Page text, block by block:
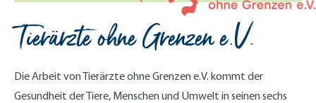
Tierärzte ohne Grenzen e.V.
Die Arbeit von Tierärzte ohne Grenzen e.V. kommt der
Gesundheit der Tiere, Menschen und Umwelt in seinen sechs